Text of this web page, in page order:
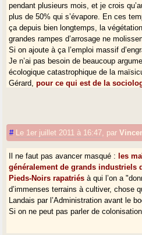
pendant plusieurs mois, et je crois
plus de 50% qui s’évapore. En ces
ça depuis bien longtemps, la
grandes rampes d’arrosage ne
Si on ajoute à ça l’emploi massif
Je n’ai pas besoin de beaucoup
écologique catastrophique de la
Gérard,pour ce qui est de la
# Le 1er juillet 2011 à 16:47 par
Il ne faut pas avancer masqué : les
généralement de grands industriels
Pieds-Noirs rapatriés à qui l’on a
d’immenses terrains à cultiver, chose
Landais par l’Administration avant le
Si on ne peut pas parler de